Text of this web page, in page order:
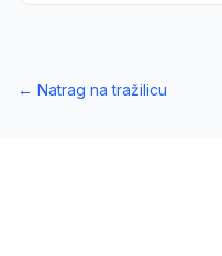
← Natrag na tražilicu